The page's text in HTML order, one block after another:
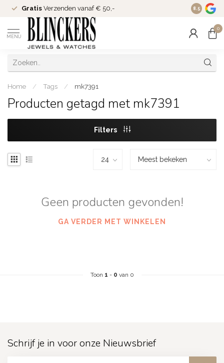
Gratis Verzenden vanaf € 50,- Since
8.5
MENU
0
Home / Tags / mk7391
Producten getagd met mk7391
Filters
Geen producten gevonden!
GA VERDER MET WINKELEN
Toon 1 - 0 van 0
Schrijf je in voor onze Nieuwsbrief